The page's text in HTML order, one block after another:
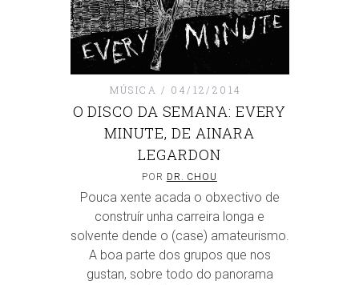
MÚSICA 04/12/2014
O DISCO DA SEMANA: EVERY
MINUTE, DE AINARA
LEGARDON
POR DR. CHOU
Pouca xente acada o obxectivo de
construír unha carreira longa e
solvente dende o (case) amateurismo.
A boa parte dos grupos que nos
gustan, sobre todo do panorama